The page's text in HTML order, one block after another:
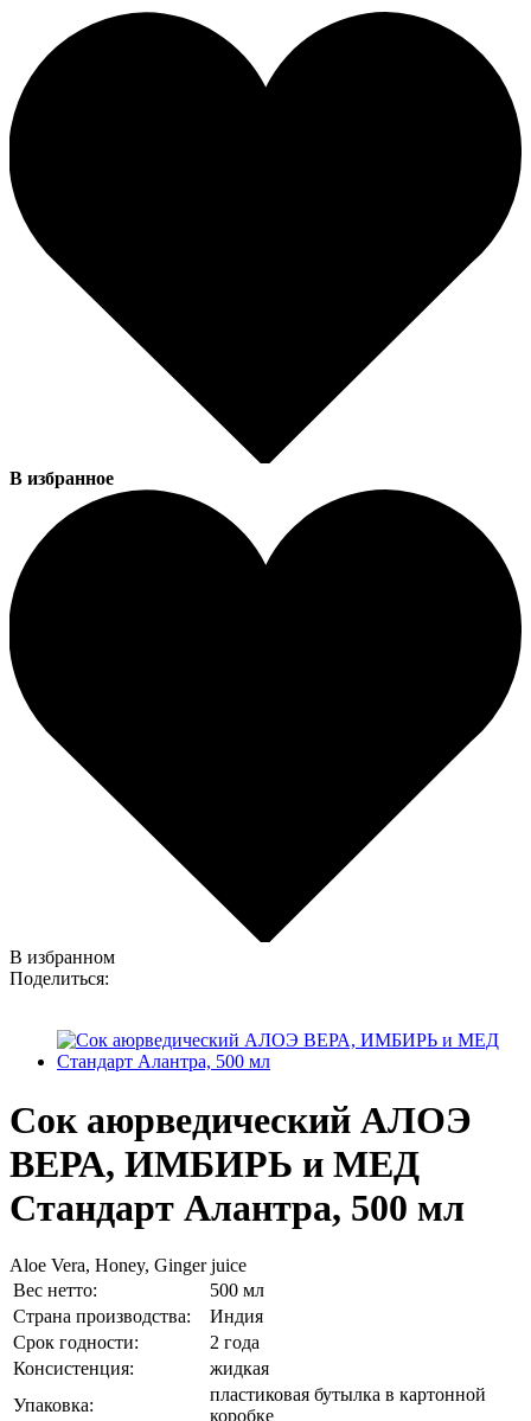
В избранное
В избранном
Поделиться:
Сок аюрведический АЛОЭ
ВЕРА, ИМБИРЬ и МЕД
Стандарт Алантра, 500 мл
Aloe Vera, Honey, Ginger juice
Вес нетто:
500 мл
Страна производства:
Индия
Срок годности:
2 года
Консистенция:
жидкая
Упаковка:
пластиковая бутылка в картонной
коробке